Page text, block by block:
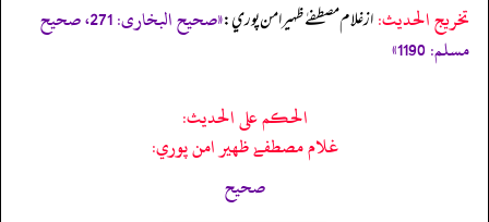
تخریج الحدیث:از غلام مصطفےٰ ظهير امن پوري:
«صحیح البخاری: 271، صحیح
مسلم: 1190»
الحكم على الحديث:
غلام مصطفےٰ ظهير امن پوري:
صحیح